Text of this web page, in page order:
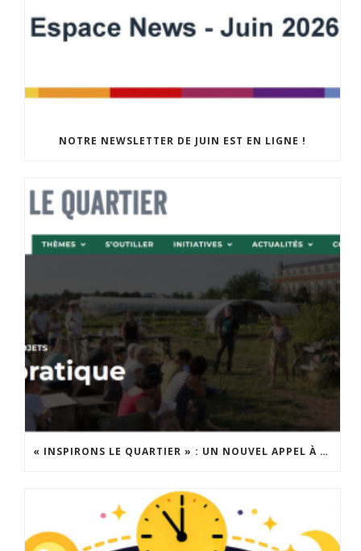
NOTRE NEWSLETTER DE JUIN EST EN LIGNE !
« INSPIRONS LE QUARTIER » : UN NOUVEL APPEL À PROJETS EST LANCÉ !